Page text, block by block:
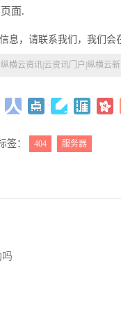
面.
息，请联系我们，我们会
纵横云资讯|云资讯门户|纵横云
签： 404 服务器